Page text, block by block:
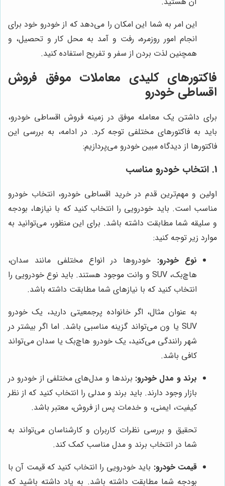
این امر به شما این امکان را می‌دهد که از خودرو خود برای
انجام امور روزمره، رفت و آمد به محل کار و تحصیل، و
همچنین لذت بردن از سفر و تفریح استفاده کنید.
فاکتورهای کلیدی معاملات موفق فروش
اقساطی خودرو
برای داشتن یک معامله موفق در زمینه فروش اقساطی خودرو،
باید به فاکتورهای مختلفی توجه کرد. در ادامه، به بررسی این
فاکتورها از دیدگاه مبین خودرو می‌پردازیم:
1. انتخاب خودرو مناسب
اولین و مهم‌ترین قدم در خرید اقساطی خودرو، انتخاب خودرو
مناسب است. باید خودرویی را انتخاب کنید که با نیازها، بودجه
و سلیقه شما مطابقت داشته باشد. برای این منظور، می‌توانید به
موارد زیر توجه کنید:
نوع خودرو: خودروها در انواع مختلفی مانند سدان،
هاچ‌بک، SUV و وانت موجود هستند. باید نوع خودرویی را
انتخاب کنید که با نیازهای شما مطابقت داشته باشد.
به عنوان مثال، اگر خانواده پرجمعیتی دارید، یک خودرو
SUV یا ون می‌تواند گزینه مناسبی باشد. اما اگر بیشتر در
شهر رانندگی می‌کنید، یک خودرو هاچ‌بک یا سدان می‌تواند
کافی باشد.
برند و مدل خودرو: برندها و مدل‌های مختلفی از خودرو در
بازار وجود دارند. باید برند و مدلی را انتخاب کنید که از نظر
کیفیت، ایمنی، و خدمات پس از فروش، معتبر باشد.
تحقیق و بررسی نظرات کاربران و کارشناسان می‌تواند به
شما در انتخاب برند و مدل مناسب کمک کند.
قیمت خودرو: باید خودرویی را انتخاب کنید که قیمت آن با
بودجه شما مطابقت داشته باشد. به یاد داشته باشید که